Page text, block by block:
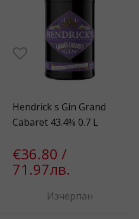
Hendrick s Gin Grand
Cabaret 43.4% 0.7 L
€36.80 /
71.97лв.
Изчерпан